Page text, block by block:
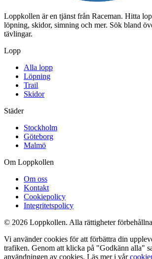
Loppkollen är en tjänst från Raceman. Hitta
löpning, skidor, simning och mer. Sök bland
tävlingar.
Lopp
Alla lopp
Löpning
Trail
Skidor
Städer
Stockholm
Göteborg
Malmö
Om Loppkollen
Om oss
Kontakt
Cookiepolicy
Integritetspolicy
© 2026 Loppkollen. Alla rättigheter
Vi använder cookies för att förbättra din
trafiken. Genom att klicka på "Godkänn alla"
användningen av cookies. Läs mer i vår